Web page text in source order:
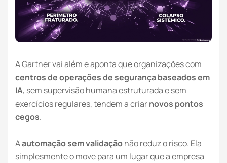
A Gartner vai além e aponta que organizações com
centros de operações de segurança baseados em
IA, sem supervisão humana estruturada e sem
exercícios regulares, tendem a criarnovos pontos
cegos.
Aautomação sem validaçãonão reduz o risco. Ela
simplesmente o move para um lugar que a empresa